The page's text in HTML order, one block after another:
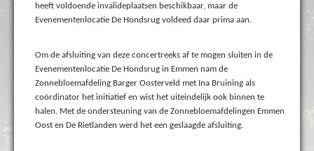
heeft voldoende invalideplaatsen beschikbaar, maar de
Evenementenlocatie De Hondsrug voldeed daar prima aan.
Om de afsluiting van deze concertreeks af te mogen sluiten in de
Evenementenlocatie De Hondsrug in Emmen nam de
Zonnebloemafdeling Barger Oosterveld met Ina Bruining als
coördinator het initiatief en wist het uiteindelijk ook binnen te
halen. Met de ondersteuning van de Zonnebloemafdelingen Emmen
Oost en De Rietlanden werd het een geslaagde afsluiting.